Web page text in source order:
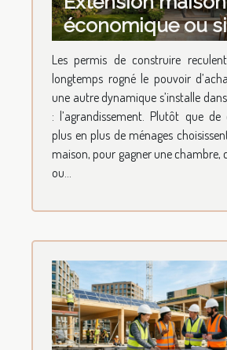
économique ou
tendance
?
Les permis de construire
longtemps rogné le pouvoir
une autre dynamique s’installe
: l’agrandissement. Plutôt que de
plus en plus de ménages
maison, pour gagner une chambre,
ou...